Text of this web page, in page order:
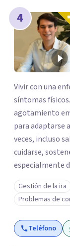
4
Vivir con una
síntomas
agotamiento
para adaptarse
veces, incluso
cuidarse,
especialmente
Gestión de la ira
Problemas de
Teléfono